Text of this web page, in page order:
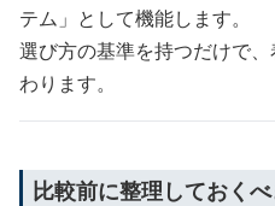
テム」として機能します。
選び方の基準を持つだけで
わります。
比較前に整理しておく